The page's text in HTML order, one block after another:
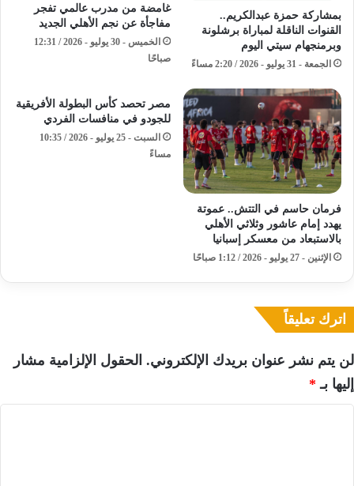
بمشاركة حمزة عبدالكريم..
القنوات الناقلة لمباراة برشلونة
وبرمنجهام سيتي اليوم
الجمعة - 31 يوليو - 2026 / 2:20 مساءً
غامضة من مدرب عالمي تفجر
مفاجأة عن نجم الأهلي الجديد
الخميس - 30 يوليو - 2026 / 12:31
صباحًا
فرمان حاسم في التتش.. عموتة
يهدد إمام عاشور وثلاثي الأهلي
بالاستبعاد من معسكر إسبانيا
الإثنين - 27 يوليو - 2026 / 1:12 صباحًا
مصر تحصد كأس البطولة الأفريقية
للجودو في منافسات الفردي
السبت - 25 يوليو - 2026 / 10:35
مساءً
اترك تعليقاً
لن يتم نشر عنوان بريدك الإلكتروني. الحقول الإلزامية مشار
إليها بـ *